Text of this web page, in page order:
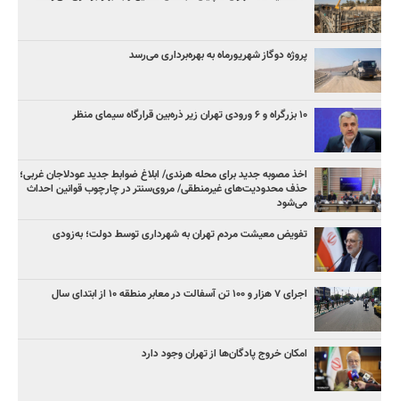
پروژه دوگاز شهریورماه به بهره‌برداری می‌رسد
۱۰ بزرگراه و ۶ ورودی تهران زیر ذره‌بین قرارگاه سیمای منظر
اخذ مصوبه جدید برای محله هرندی/ ابلاغ ضوابط جدید عودلاجان غربی؛
حذف محدودیت‌های غیرمنطقی/ مروی‌سنتر در چارچوب قوانین احداث
می‌شود
تفویض معیشت مردم تهران به شهرداری توسط دولت؛ به‌زودی
اجرای ۷ هزار و ۱۰۰ تن آسفالت در معابر منطقه ۱۰ از ابتدای سال
امکان خروج پادگان‌ها از تهران وجود دارد